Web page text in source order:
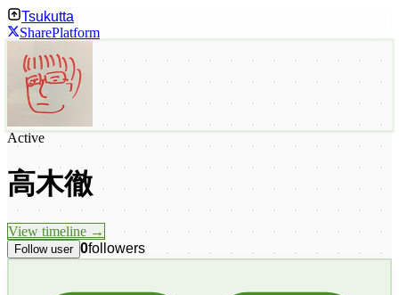
Tsukutta
SharePlatform
Active
高木徹
View timeline →
Follow user 0followers